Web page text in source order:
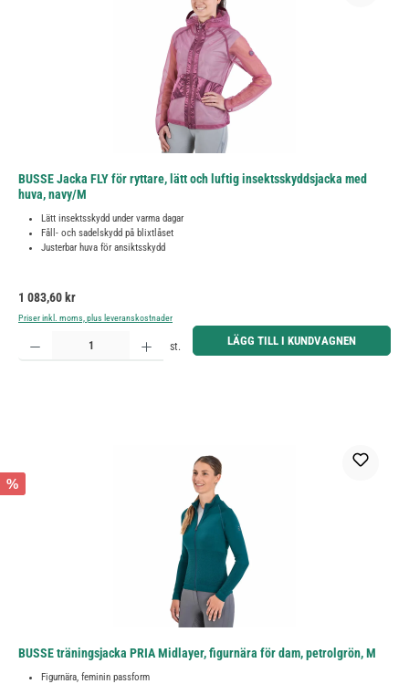
BUSSE Jacka FLY för ryttare, lätt och luftig insektsskyddsjacka med
huva, navy/M
Lätt insektsskydd under varma dagar
Fåll- och sadelskydd på blixtlåset
Justerbar huva för ansiktsskydd
Ordinarie pris:
1 083,60 kr
Priser inkl. moms, plus leveranskostnader
Produktkvantitet: Ange önskat belopp eller använd knapparna för att öka eller minska kvantiteten.
st. LÄGG TILL I KUNDVAGNEN
%
BUSSE träningsjacka PRIA Midlayer, figurnära för dam, petrolgrön, M
Figurnära, feminin passform